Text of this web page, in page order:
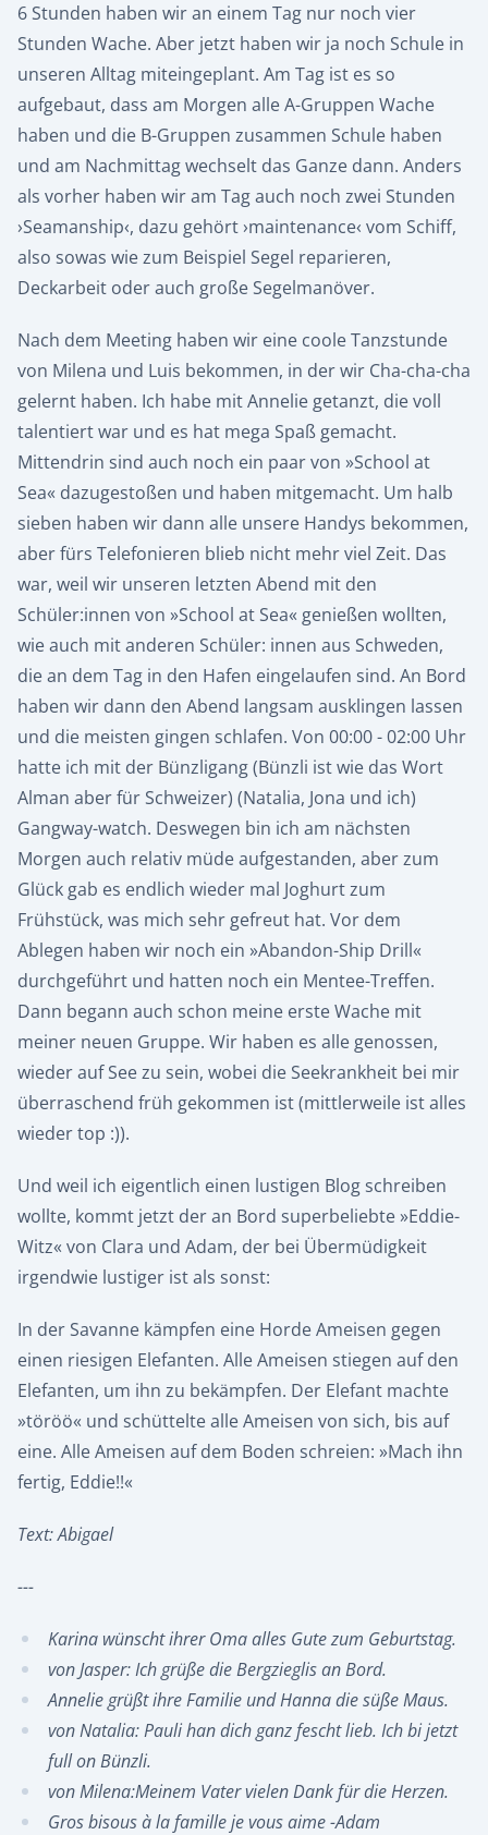
6 Stunden haben wir an einem Tag nur noch vier
Stunden Wache. Aber jetzt haben wir ja noch Schule in
unseren Alltag miteingeplant. Am Tag ist es so
aufgebaut, dass am Morgen alle A-Gruppen Wache
haben und die B-Gruppen zusammen Schule haben
und am Nachmittag wechselt das Ganze dann. Anders
als vorher haben wir am Tag auch noch zwei Stunden
›Seamanship‹, dazu gehört ›maintenance‹ vom Schiff,
also sowas wie zum Beispiel Segel reparieren,
Deckarbeit oder auch große Segelmanöver.
Nach dem Meeting haben wir eine coole Tanzstunde
von Milena und Luis bekommen, in der wir Cha-cha-cha
gelernt haben. Ich habe mit Annelie getanzt, die voll
talentiert war und es hat mega Spaß gemacht.
Mittendrin sind auch noch ein paar von »School at
Sea« dazugestoßen und haben mitgemacht. Um halb
sieben haben wir dann alle unsere Handys bekommen,
aber fürs Telefonieren blieb nicht mehr viel Zeit. Das
war, weil wir unseren letzten Abend mit den
Schüler:innen von »School at Sea« genießen wollten,
wie auch mit anderen Schüler: innen aus Schweden,
die an dem Tag in den Hafen eingelaufen sind. An Bord
haben wir dann den Abend langsam ausklingen lassen
und die meisten gingen schlafen. Von 00:00 - 02:00 Uhr
hatte ich mit der Bünzligang (Bünzli ist wie das Wort
Alman aber für Schweizer) (Natalia, Jona und ich)
Gangway-watch. Deswegen bin ich am nächsten
Morgen auch relativ müde aufgestanden, aber zum
Glück gab es endlich wieder mal Joghurt zum
Frühstück, was mich sehr gefreut hat. Vor dem
Ablegen haben wir noch ein »Abandon-Ship Drill«
durchgeführt und hatten noch ein Mentee-Treffen.
Dann begann auch schon meine erste Wache mit
meiner neuen Gruppe. Wir haben es alle genossen,
wieder auf See zu sein, wobei die Seekrankheit bei mir
überraschend früh gekommen ist (mittlerweile ist alles
wieder top :)).
Und weil ich eigentlich einen lustigen Blog schreiben
wollte, kommt jetzt der an Bord superbeliebte »Eddie-
Witz« von Clara und Adam, der bei Übermüdigkeit
irgendwie lustiger ist als sonst:
In der Savanne kämpfen eine Horde Ameisen gegen
einen riesigen Elefanten. Alle Ameisen stiegen auf den
Elefanten, um ihn zu bekämpfen. Der Elefant machte
»töröö« und schüttelte alle Ameisen von sich, bis auf
eine. Alle Ameisen auf dem Boden schreien: »Mach ihn
fertig, Eddie!!«
Text: Abigael
---
Karina wünscht ihrer Oma alles Gute zum Geburtstag.
von Jasper: Ich grüße die Bergzieglis an Bord.
Annelie grüßt ihre Familie und Hanna die süße Maus.
von Natalia: Pauli han dich ganz fescht lieb. Ich bi jetzt
full on Bünzli.
von Milena:Meinem Vater vielen Dank für die Herzen.
Gros bisous à la famille je vous aime -Adam